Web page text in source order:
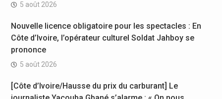
5 août 2026
Nouvelle licence obligatoire pour les spectacles : En
Côte d’Ivoire, l’opérateur culturel Soldat Jahboy se
prononce
5 août 2026
[Côte d’Ivoire/Hausse du prix du carburant] Le